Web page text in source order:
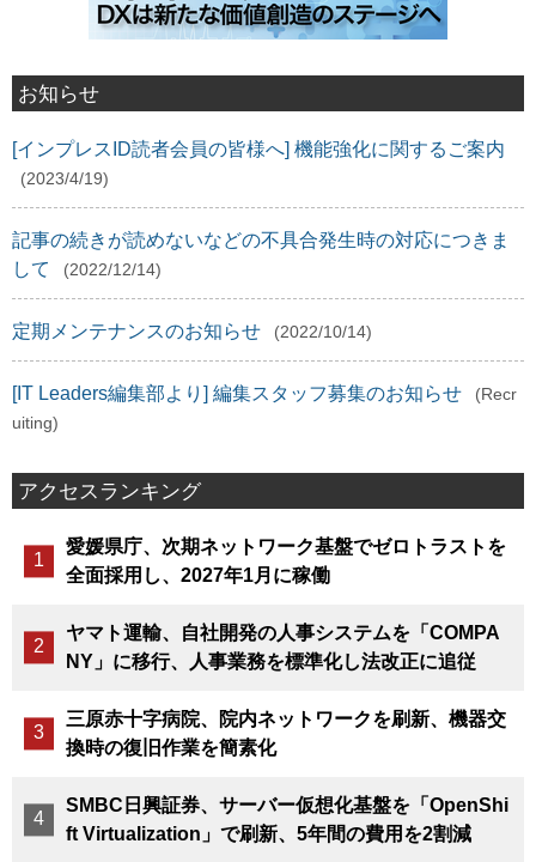
お知らせ
[インプレスID読者会員の皆様へ] 機能強化に関するご案内
(2023/4/19)
記事の続きが読めないなどの不具合発生時の対応につきま
して
(2022/12/14)
定期メンテナンスのお知らせ (2022/10/14)
[IT Leaders編集部より] 編集スタッフ募集のお知らせ
(Recr
uiting)
アクセスランキング
愛媛県庁、次期ネットワーク基盤でゼロトラストを
全面採用し、2027年1月に稼働
ヤマト運輸、自社開発の人事システムを「COMPA
NY」に移行、人事業務を標準化し法改正に追従
三原赤十字病院、院内ネットワークを刷新、機器交
換時の復旧作業を簡素化
SMBC日興証券、サーバー仮想化基盤を「OpenShi
ft Virtualization」で刷新、5年間の費用を2割減